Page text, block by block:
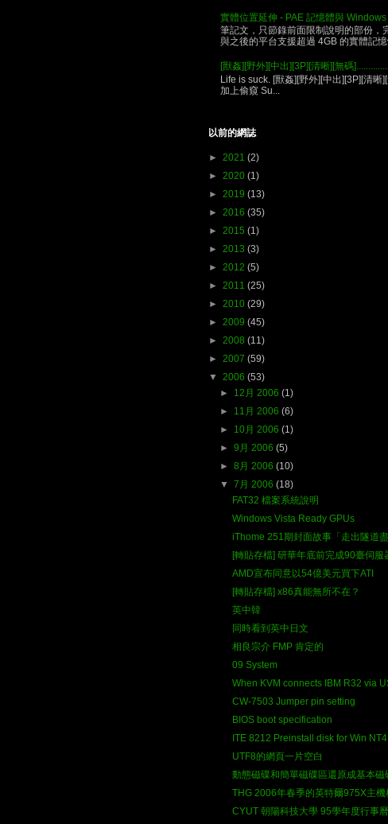
實體位置延伸 - PAE 記憶體與 Windows
筆記文，只節錄前面限制說明的部份，
與之後的平台支援超過 4GB 的實體記
[獸姦][野外][中出][3P][清晰][無碼
Life is suck. [獸姦][野外][中出][3P][清
加上偷窺 Su...
以前的網誌
► 2021 (2)
► 2020 (1)
► 2019 (13)
► 2016 (35)
► 2015 (1)
► 2013 (3)
► 2012 (5)
► 2011 (25)
► 2010 (29)
► 2009 (45)
► 2008 (11)
► 2007 (59)
▼ 2006 (53)
► 12月 2006(1)
► 11月 2006(6)
► 10月 2006(1)
►9月 2006(5)
►8月 2006(10)
▼7月 2006(18)
FAT32 檔案系統說明
Windows Vista Ready GPUs
iThome 251期封面故事「走出隧道
[轉貼存檔] 研華年底前完成90臺伺服
AMD宣布同意以54億美元買下ATI
[轉貼存檔] x86真能無所不在？
英中韓
同時看到英中日文
相良宗介 FMP 肯定的
09 System
When KVM connects IBM R32 via
CW-7503 Jumper pin setting
BIOS boot specification
ITE 8212 Preinstall disk for Win
UTF8的網頁一片空白
動態磁碟和簡單磁碟區還原成基本磁
THG 2006年春季的英特爾975X主機
CYUT 朝陽科技大學 95學年度行事曆